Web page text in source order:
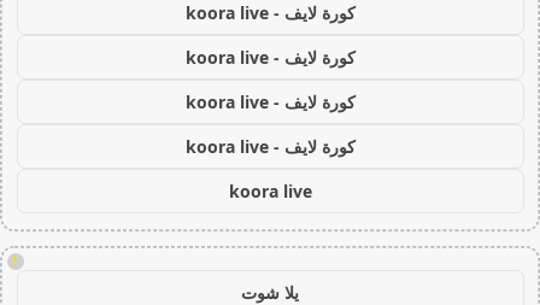
كورة لايف - koora live
كورة لايف - koora live
كورة لايف - koora live
كورة لايف - koora live
koora live
!
يلا شوت